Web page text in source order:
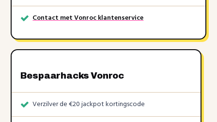
Contact met Vonroc klantenservice
Bespaarhacks Vonroc
Verzilver de €20 jackpot kortingscode